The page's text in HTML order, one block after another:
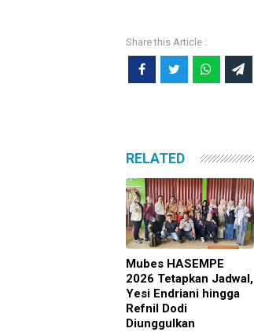
RELATED
Mubes HASEMPE
2026 Tetapkan Jadwal,
Yesi Endriani hingga
Refnil Dodi
Diunggulkan